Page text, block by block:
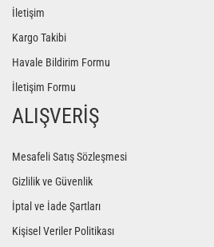
İletişim
Kargo Takibi
Havale Bildirim Formu
İletişim Formu
ALIŞVERİŞ
Mesafeli Satış Sözleşmesi
Gizlilik ve Güvenlik
İptal ve İade Şartları
Kişisel Veriler Politikası